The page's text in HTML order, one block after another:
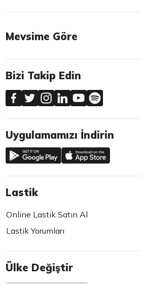
Mevsime Göre
Bizi Takip Edin
Uygulamamızı İndirin
Lastik
Online Lastik Satın Al
Lastik Yorumları
Ülke Değiştir